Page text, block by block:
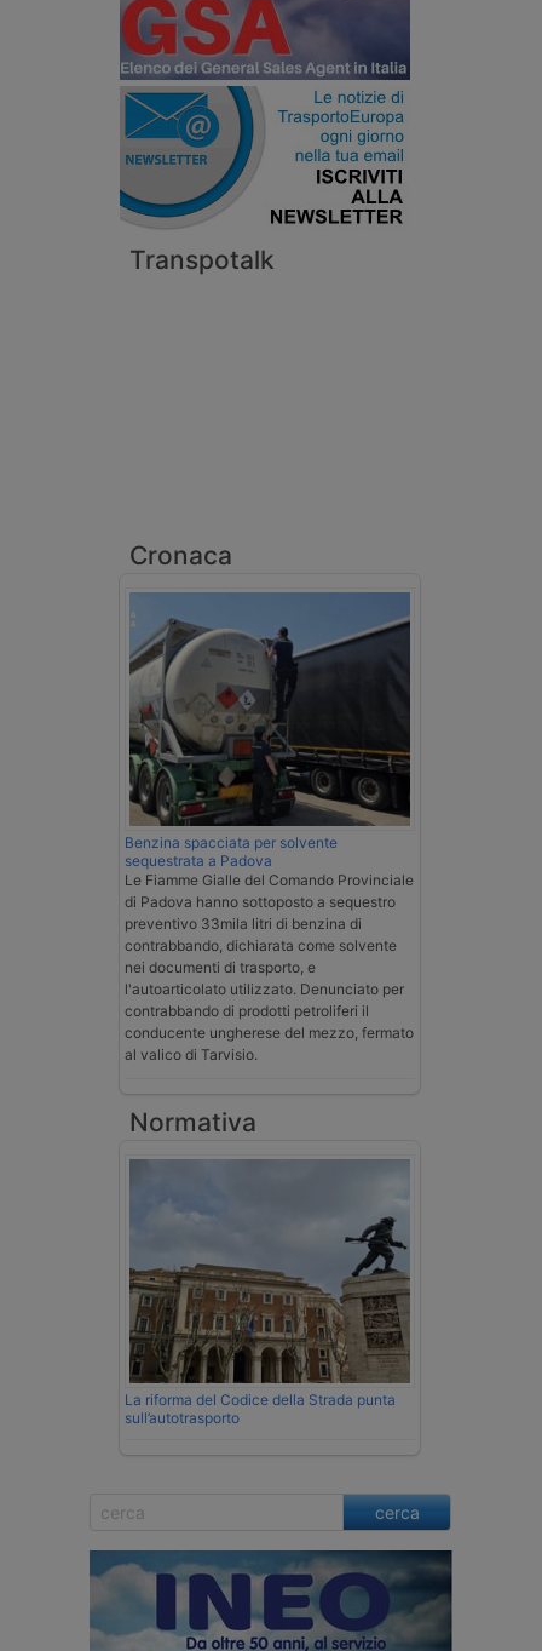
Transpotalk
Cronaca
Benzina spacciata per solvente
sequestrata a Padova
Le Fiamme Gialle del Comando Provinciale
di Padova hanno sottoposto a sequestro
preventivo 33mila litri di benzina di
contrabbando, dichiarata come solvente
nei documenti di trasporto, e
l'autoarticolato utilizzato. Denunciato per
contrabbando di prodotti petroliferi il
conducente ungherese del mezzo, fermato
al valico di Tarvisio.
Normativa
La riforma del Codice della Strada punta
sull’autotrasporto
cerca